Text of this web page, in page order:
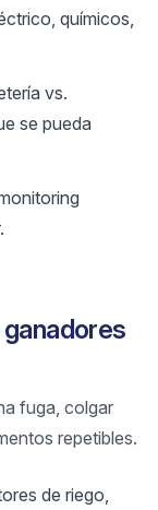
químicos,
vs.
se pueda
fuga, colgar
repetibles.
de riego,